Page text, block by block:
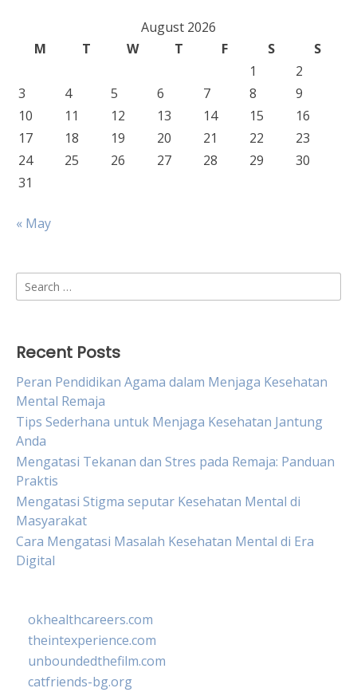
August 2026
M
T W T F S
S
1
2
3
4 5 6 7 8
9
10
11 12 13 14 15
16
17
18 19 20 21 22
23
24
25 26 27 28 29
30
31
« May
Search
for:
Recent Posts
Peran Pendidikan Agama dalam Menjaga Kesehatan
Mental Remaja
Tips Sederhana untuk Menjaga Kesehatan Jantung
Anda
Mengatasi Tekanan dan Stres pada Remaja: Panduan
Praktis
Mengatasi Stigma seputar Kesehatan Mental di
Masyarakat
Cara Mengatasi Masalah Kesehatan Mental di Era
Digital
okhealthcareers.com
theintexperience.com
unboundedthefilm.com
catfriends-bg.org